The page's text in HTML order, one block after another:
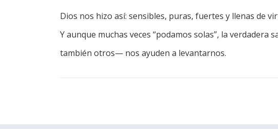
Dios nos hizo así: sensibles, puras, fuertes y llenas de
Y aunque muchas veces “podamos solas”, la
también otros— nos ayuden a levantarnos.